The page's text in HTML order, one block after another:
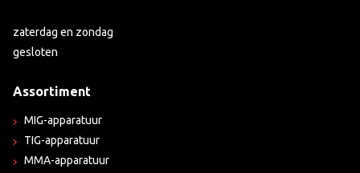
zaterdag en zondag
gesloten
Assortiment
MIG-apparatuur
TIG-apparatuur
MMA-apparatuur